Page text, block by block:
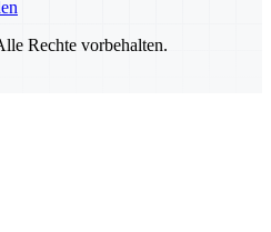
Rechte vorbehalten.